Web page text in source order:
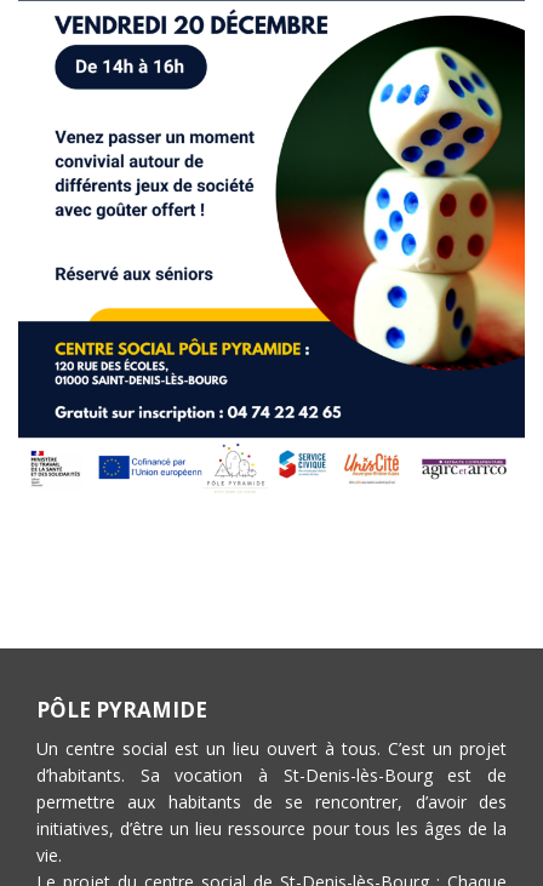
PÔLE PYRAMIDE
Un centre social est un lieu ouvert à tous. C’est un projet
d’habitants. Sa vocation à St-Denis-lès-Bourg est de
permettre aux habitants de se rencontrer, d’avoir des
initiatives, d’être un lieu ressource pour tous les âges de la
vie.